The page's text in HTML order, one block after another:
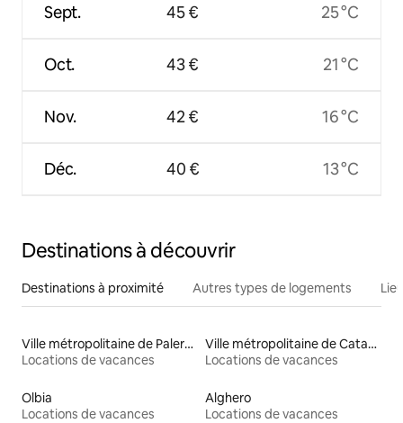
Sept.
Oct.
Nov.
Déc.
45 €
43 €
42 €
40 €
25 °C
21 °C
16 °C
13 °C
Destinations à découvrir
Destinations à proximité Autres types de logements
Ville métropolitaine de Palerme
Locations de vacances
Ville métropolitaine de Catane
Locations de vacances
Olbia
Locations de vacances
Alghero
Locations de vacances